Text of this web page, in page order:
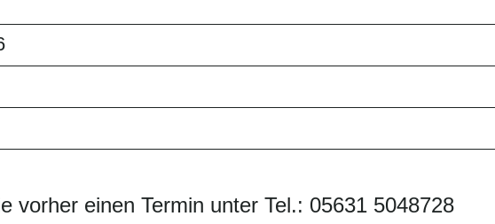
vorher einen Termin unter Tel.: 05631 5048728